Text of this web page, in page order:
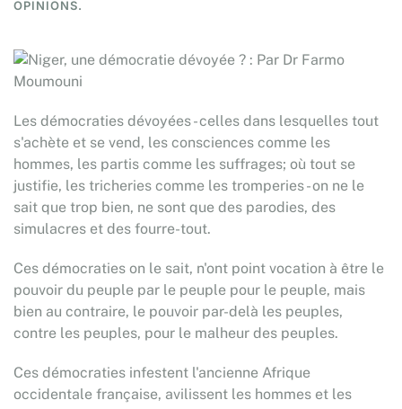
OPINIONS.
Les démocraties dévoyées - celles dans lesquelles tout
s'achète et se vend, les consciences comme les
hommes, les partis comme les suffrages; où tout se
justifie, les tricheries comme les tromperies - on ne le
sait que trop bien, ne sont que des parodies, des
simulacres et des fourre-tout.
Ces démocraties on le sait, n'ont point vocation à être le
pouvoir du peuple par le peuple pour le peuple, mais
bien au contraire, le pouvoir par-delà les peuples,
contre les peuples, pour le malheur des peuples.
Ces démocraties infestent l'ancienne Afrique
occidentale française, avilissent les hommes et les